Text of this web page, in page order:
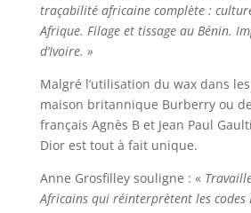
traçabilité africaine complète :
Afrique. Filage et tissage au Bénin.
d’Ivoire. »
Malgré l’utilisation du wax dans
maison britannique Burberry ou
français Agnès B et Jean Paul
Dior est tout à fait unique.
Anne Grosfilley souligne : «
Africains qui réinterprètent les codes